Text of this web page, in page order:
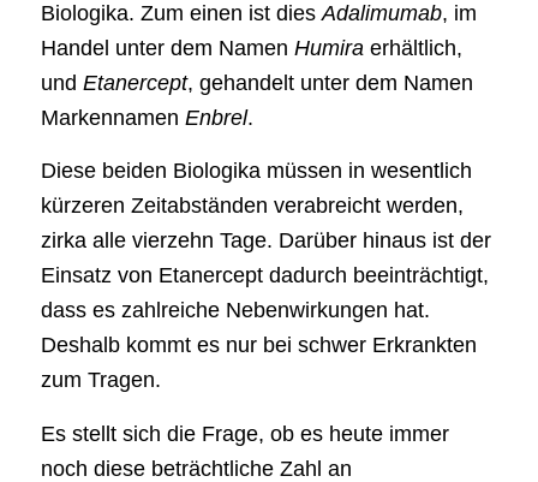
Biologika. Zum einen ist diesAdalimumab, im
Handel unter dem Namen Humiraerhältlich,
und Etanercept, gehandelt unter dem Namen
Markennamen Enbrel.
Diese beiden Biologika müssen in wesentlich
kürzeren Zeitabständen verabreicht werden,
zirka alle vierzehn Tage. Darüber hinaus ist der
Einsatz von Etanercept dadurch beeinträchtigt,
dass es zahlreiche Nebenwirkungen hat.
Deshalb kommt es nur bei schwer Erkrankten
zum Tragen.
Es stellt sich die Frage, ob es heute immer
noch diese beträchtliche Zahl an